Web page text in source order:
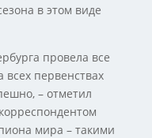
в этом виде
провела все
первенствах
– отметил
мира – такими